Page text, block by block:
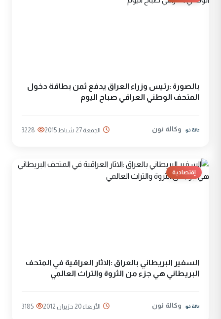
بالصورة :رئيس وزراء العراق يدفع ثمن بطاقة دخول
المتحف الوطني العراقي صباح اليوم
وكالة نون الجمعة 27 شباط 2015 3228
إقتصادية
السفير البريطاني بالعراق :الاثار العراقية في المتحف
البريطاني هي جزء من الثروة والتراث العالمي
وكالة نون الأربعاء 20 حزيران 2012 3185